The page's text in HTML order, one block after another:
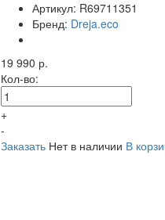
Артикул: R69711351
Бренд: Dreja.eco
19 990 р.
Кол-во:
+
-
Заказать Нет в наличии В